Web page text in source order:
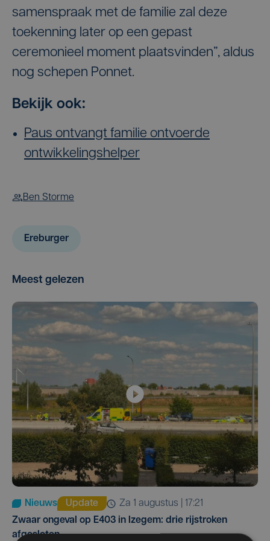
samenspraak met de familie zal deze
toekenning later op een gepast
ceremonieel moment plaatsvinden”, aldus
nog schepen Ponnet.
Bekijk ook:
Paus ontvangt familie ontvoerde
ontwikkelingshelper
Ben Storme
Ereburger
Meest gelezen
Nieuws Update
za 1 augustus | 17:21
Zwaar ongeval op E403 in Izegem: drie rijstroken
afgesloten